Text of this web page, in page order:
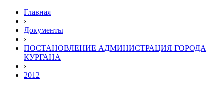
Главная
›
Документы
›
ПОСТАНОВЛЕНИЕ АДМИНИСТРАЦИЯ ГОРОДА
КУРГАНА
›
2012